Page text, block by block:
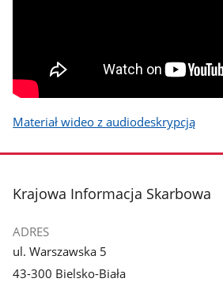
Materiał wideo z audiodeskrypcją
stopka
Krajowa Informacja Skarbowa
ADRES
ul. Warszawska 5
43-300 Bielsko-Biała